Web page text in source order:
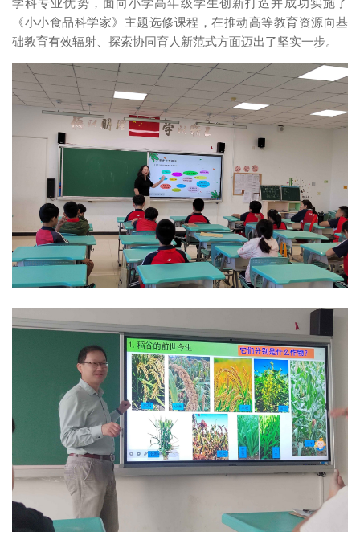
学科专业优势，面向小学高年级学生创新打造并成功实施了
《小小食品科学家》主题选修课程，在推动高等教育资源向基
础教育有效辐射、探索协同育人新范式方面迈出了坚实一步。